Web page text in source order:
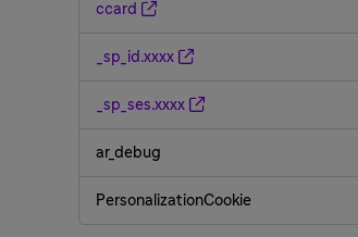
ccard
_sp_id.xxxx
_sp_ses.xxxx
ar_debug
PersonalizationCookie